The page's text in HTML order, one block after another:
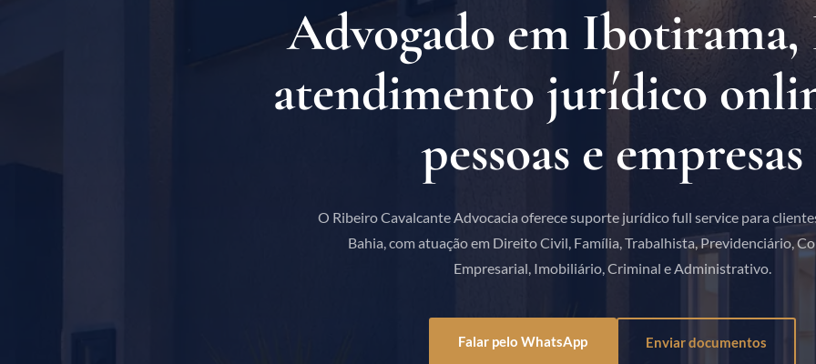
Advogado em Ibotirama,
atendimento jurídico
pessoas e empresas
O Ribeiro Cavalcante Advocacia oferece suporte jurídico full service para
Bahia, com atuação em Direito Civil, Família, Trabalhista, Previdenciário,
Empresarial, Imobiliário, Criminal e Administrativo.
Falar pelo WhatsApp Enviar documentos